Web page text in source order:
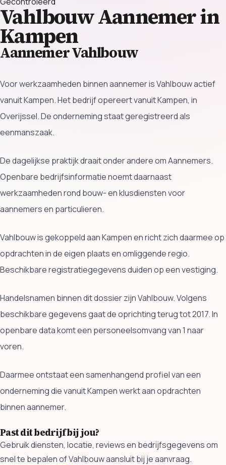
VahlbouwAannemer in
Kampen
Aannemer Vahlbouw
Voor werkzaamheden binnen aannemer is Vahlbouw actief
vanuit Kampen. Het bedrijf opereert vanuit Kampen, in
Overijssel. De onderneming staat geregistreerd als
eenmanszaak.
De dagelijkse praktijk draait onder andere om Aannemers.
Openbare bedrijfsinformatie noemt daarnaast
werkzaamheden rond bouw- en klusdiensten voor
aannemers en particulieren.
Vahlbouw is gekoppeld aan Kampen en richt zich daarmee op
opdrachten in de eigen plaats en omliggende regio.
Beschikbare registratiegegevens duiden op een vestiging.
Handelsnamen binnen dit dossier zijn Vahlbouw. Volgens
beschikbare gegevens gaat de oprichting terug tot 2017. In
openbare data komt een personeelsomvang van 1 naar
voren.
Daarmee ontstaat een samenhangend profiel van een
onderneming die vanuit Kampen werkt aan opdrachten
binnen aannemer.
Past dit bedrijf bij jou?
Gebruik diensten, locatie, reviews en bedrijfsgegevens om
snel te bepalen of Vahlbouw aansluit bij je aanvraag.